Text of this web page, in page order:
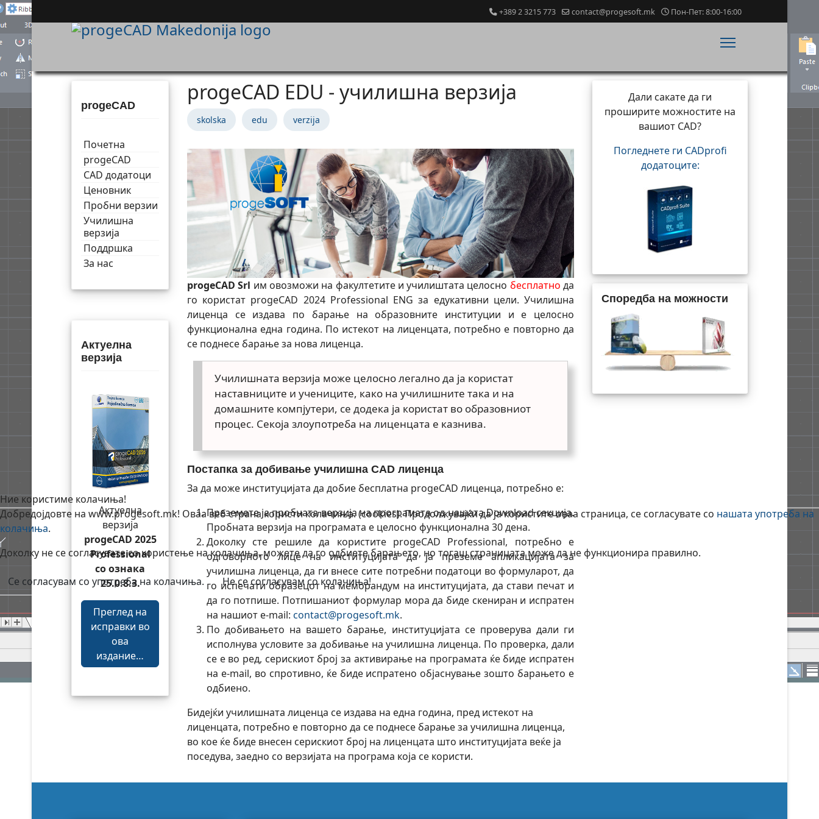
+389 2 3215 773 contact@progesoft.mk Пон-Пет: 8:00-16:00
progeCAD
Почетна
progeCAD
CAD додатоци
Ценовник
Пробни верзии
Училишна
верзија
Поддршка
За нас
Актуелна
верзија
Актуелна
верзија
progeCAD 2025
Professional
со ознака
25.0.8.3.
Преглед на
исправки во
ова
издание…
progeCAD EDU - училишна верзија
skolska edu verzija
progeCAD Srl им овозможи на факултетите и училиштата целосно бесплатнода
го користат progeCAD 2024 Professional ENG за едукативни цели. Училишна
лиценца се издава по барање на образовните институции и е целосно
функционална една година. По истекот на лиценцата, потребно е повторно да
се поднесе барање за нова лиценца.
Училишната верзија може целосно легално да ја користат
наставниците и учениците, како на училишните така и на
домашните компјутери, се додека ја користат во образовниот
процес. Секоја злоупотреба на лиценцата е казнива.
Постапка за добивање училишна CAD лиценца
За да може институцијата да добие бесплатна progeCAD лиценца, потребно е:
Преземете ја пробната верзија на програмата од нашaта Download секција.
Пробната верзија на програмата е целосно функционална 30 дена.
Доколку сте решиле да користите progeCAD Professional, потребно е
одговорното лице на институцијата да ја преземе апликацијата за
училишна лиценца, да ги внесе сите потребни податоци во формуларот, да
го испечати образецот на меморандум на институцијата, да стави печат и
да го потпише. Потпишаниот формулар мора да биде скениран и испратен
на нашиот e-mail: contact@progesoft.mk.
По добивањето на вашето барање, институцијата се проверува дали ги
исполнува условите за добивање на училишна лиценца. По проверка, дали
се е во ред, серискиот број за активирање на програмата ќе биде испратен
на e-mail, во спротивно, ќе биде испратено објаснување зошто барањето е
одбиено.
Бидејќи училишната лиценца се издава на една година, пред истекот на
лиценцата, потребно е повторно да се поднесе барање за училишна лиценца,
во кое ќе биде внесен серискиот број на лиценцата што институцијата веќе ја
поседува, заедно со верзијата на програма која се користи.
Дали сакате да ги
проширите можностите на
вашиот CAD?
Погледнете ги CADprofi
додатоците:
Споредба на можности
Ние користиме колачиња!
Добредојдовте на www.progesoft.mk! Оваа веб страна користи колачиња. (cookies). Продолжувајќи да ја користите оваа страница, се согласувате со нашата употреба на
колачиња.
Доколку не се согласувате со користење на колачиња, можете да го одбиете барањето, но тогаш страницата може да не функционира правилно.
Се согласувам со употреба на колачиња. Не се согласувам со колачиња!